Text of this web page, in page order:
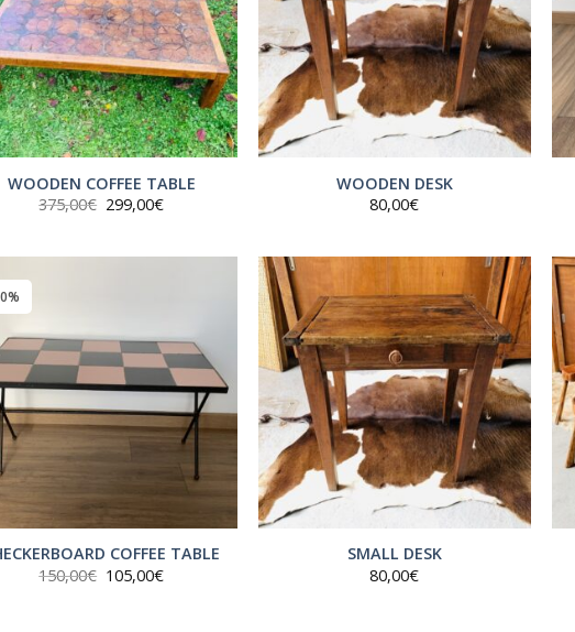
WOODEN COFFEE TABLE
375,00€ Le
prix
299,00€Le
WOODEN DESK
80,00€
COFFEE TABLE
150,00€ Le
prix
105,00€Le
SMALL DESK
80,00€